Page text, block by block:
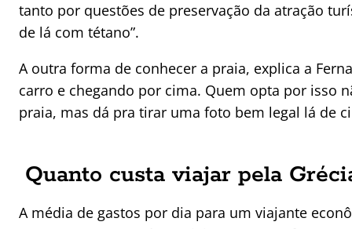
tanto por questões de preservação da atração
de lá com tétano”.
A outra forma de conhecer a praia, explica a
carro e chegando por cima. Quem opta por isso
praia, mas dá pra tirar uma foto bem legal lá de
Quanto custa viajar pela
A média de gastos por dia para um viajante